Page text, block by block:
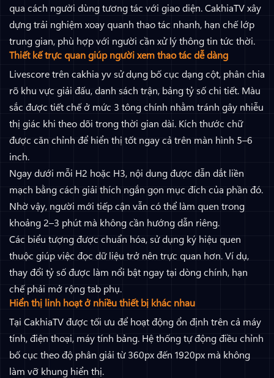
qua cách người dùng tương tác với giao diện. CakhiaTV xây
dựng trải nghiệm xoay quanh thao tác nhanh, hạn chế lớp
trung gian, phù hợp với người cần xử lý thông tin tức thời.
Thiết kế trực quan giúp người xem thao tác dễ dàng
Livescore trên cakhia yv sử dụng bố cục dạng cột, phân chia
rõ khu vực giải đấu, danh sách trận, bảng tỷ số chi tiết. Màu
sắc được tiết chế ở mức 3 tông chính nhằm tránh gây nhiễu
thị giác khi theo dõi trong thời gian dài. Kích thước chữ
được căn chỉnh để hiển thị tốt ngay cả trên màn hình 5–6
inch.
Ngay dưới mỗi H2 hoặc H3, nội dung được dẫn dắt liền
mạch bằng cách giải thích ngắn gọn mục đích của phần đó.
Nhờ vậy, người mới tiếp cận vẫn có thể làm quen trong
khoảng 2–3 phút mà không cần hướng dẫn riêng.
Các biểu tượng được chuẩn hóa, sử dụng ký hiệu quen
thuộc giúp việc đọc dữ liệu trở nên trực quan hơn. Ví dụ,
thay đổi tỷ số được làm nổi bật ngay tại dòng chính, hạn
chế phải mở rộng tab phụ.
Hiển thị linh hoạt ở nhiều thiết bị khác nhau
Tại CakhiaTV được tối ưu để hoạt động ổn định trên cả máy
tính, điện thoại, máy tính bảng. Hệ thống tự động điều chỉnh
bố cục theo độ phân giải từ 360px đến 1920px mà không
làm vỡ khung hiển thị.